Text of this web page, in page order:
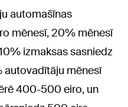
automašīnas
mēnesī, 20% mēnesī
izmaksas sasniedz
mēnesī
400-500 eiro, un